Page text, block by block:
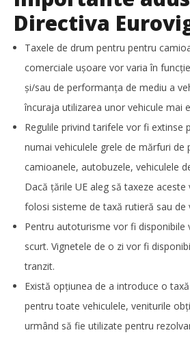
Noua conexiune ferry
dezvoltarea transportului de marfă
Redacția
Directiva
Taxele de drum pentru pentru
comerciale ușoare vor varia în
și/sau de performanța de mediu a
încuraja utilizarea unor vehicule mai
Regulile privind tarifele vor fi extinse
numai vehiculele grele de mărfuri
camioanele, autobuzele, vehiculele
Dacă țările UE aleg să taxeze
folosi sisteme de taxă rutieră sau de
Pentru autoturisme vor fi disponibile
scurt. Vignetele de o zi vor fi
tranzit.
Există opțiunea de a introduce o
pentru toate vehiculele, veniturile
urmând să fie utilizate pentru